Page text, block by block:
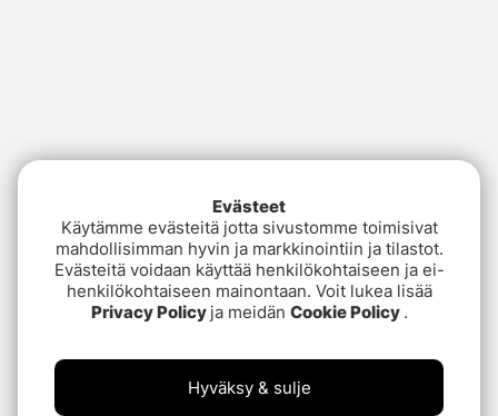
Evästeet
Käytämme evästeitä jotta sivustomme toimisivat
mahdollisimman hyvin ja markkinointiin ja tilastot.
Evästeitä voidaan käyttää henkilökohtaiseen ja ei-
henkilökohtaiseen mainontaan. Voit lukea lisää
Privacy Policy ja meidän Cookie Policy .
Hyväksy & sulje